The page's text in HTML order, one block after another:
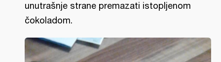
unutrašnje strane premazati istopljenom
čokoladom.